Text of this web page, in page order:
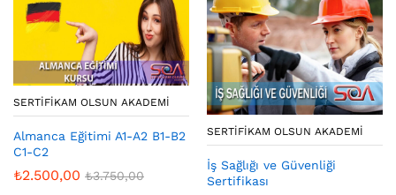
SERTIFIKAM OLSUN AKADEMI
Almanca Eğitimi A1-A2 B1-B2
C1-C2
₺2.500,00 ₺3.750,00
SERTIFIKAM OLSUN AKADEMI
İş Sağlığı ve Güvenliği
Sertifikası